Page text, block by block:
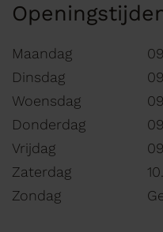
Maandag
Dinsdag
Woensdag
Donderdag
Vrijdag
Zaterdag
Zondag